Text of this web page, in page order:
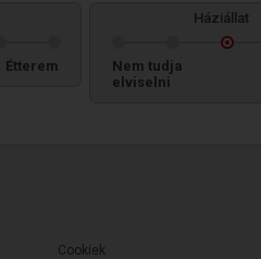
Étterem
Háziállat
Nem tudja
elviselni
Cookiek